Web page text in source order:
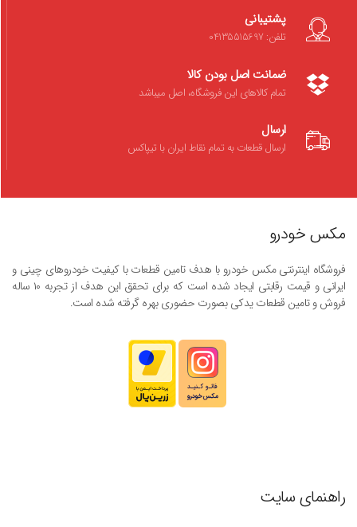
پشتیبانی
تلفن: 04135515697
ضمانت اصل بودن کالا
تمام کالاهای این فروشگاه، اصل میباشد
ارسال
ارسال قطعات به تمام نقاط ایران با تیپاکس
مکس خودرو
فروشگاه اینترنتی مکس خودرو با هدف تامین قطعات با کیفیت خودروهای چینی و
ایرانی و قیمت رقابتی ایجاد شده است که برای تحقق این هدف از تجربه ۱۰ ساله
فروش و تامین قطعات یدکی بصورت حضوری بهره گرفته شده است.
راهنمای سایت